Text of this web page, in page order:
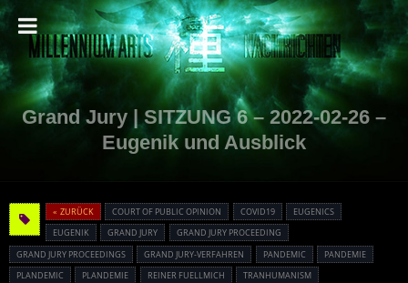
Grand Jury | SITZUNG 6 – 2022-02-26 –
Eugenik und Ausblick
« ZURÜCK COURT OF PUBLIC OPINION COVID19
EUGENICS
EUGENIK
GRAND JURY
GRAND JURY PROCEEDING
GRAND JURY PROCEEDINGS
GRAND JURY-VERFAHREN PANDEMIC
PANDEMIE
PLANDEMIC
PLANDEMIE REINER FUELLMICH
TRANHUMANISM